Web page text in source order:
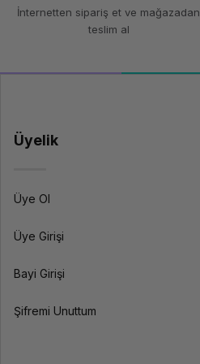
İnternetten sipariş et ve mağazadan
teslim al
Üyelik
Üye Ol
Üye Girişi
Bayi Girişi
Şifremi Unuttum